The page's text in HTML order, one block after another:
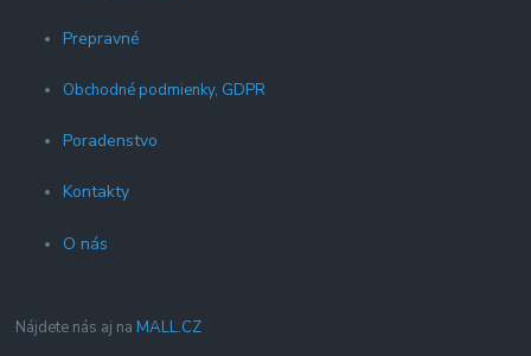
Prepravné
Obchodné podmienky, GDPR
Poradenstvo
Kontakty
O nás
Nájdete nás aj na MALL.CZ